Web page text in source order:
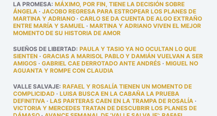
LA PROMESA: MÁXIMO, POR FIN, TIENE LA DECISIÓN SOBRE
ÁNGELA· JACOBO REGRESA PARA ESTROPEAR LOS PLANES DE
MARTINA Y ADRIANO· CARLO SE DA CUENTA DE ALGO EXTRAÑO
ENTRE MARÍA Y SAMUEL· MARTINA Y ADRIANO VIVEN EL MEJOR
MOMENTO DE SU HISTORIA DE AMOR
SUEÑOS DE LIBERTAD: PAULA Y TASIO YA NO OCULTAN LO QUE
SIENTEN · GRACIAS A MARISOL PABLO Y DAMIÁN VUELVAN A SER
AMIGOS· GABRIEL CAE DERROTADO ANTE ANDRÉS· MIGUEL NO
AGUANTA Y ROMPE CON CLAUDIA
VALLE SALVAJE: RAFAEL Y ROSALÍA TIENEN UN MOMENTO DE
COMPLICIDAD · LUISA BUSCA EN LA CABAÑA LA PRUEBA
DEFINITIVA· LAS PARTERAS CAEN EN LA TRAMPA DE ROSALÍA·
VICTORIA Y MERCEDES TRATAN DE DESCUBRIR LOS PLANES DE